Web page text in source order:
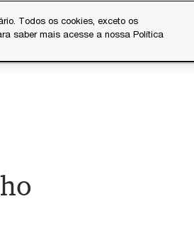
Todos os cookies, exceto os
saber mais acesse a nossa Política